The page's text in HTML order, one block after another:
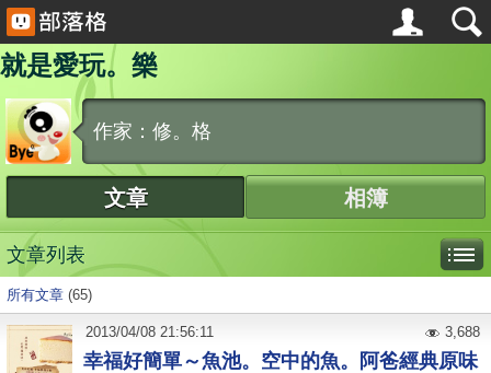
就是愛玩。樂
作家：修。格
文章 相簿
文章列表
所有文章 (65)
幸福好簡單～魚池。空中的魚。阿爸經典原味
2013/04/08 21:56:11 3,688